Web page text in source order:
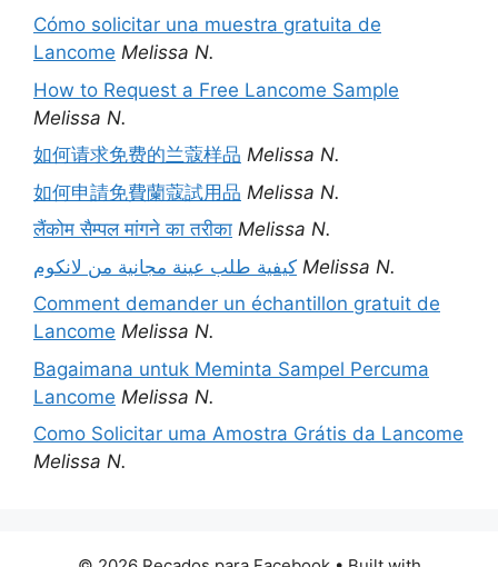
Cómo solicitar una muestra gratuita de
Lancome Melissa N.
How to Request a Free Lancome Sample
Melissa N.
如何请求免费的兰蔻样品 Melissa N.
如何申請免費蘭蔻試用品 Melissa N.
लैंकोम सैम्पल मांगने का तरीका Melissa N.
كيفية طلب عينة مجانية من لانكوم Melissa N.
Comment demander un échantillon gratuit de
Lancome Melissa N.
Bagaimana untuk Meminta Sampel Percuma
Lancome Melissa N.
Como Solicitar uma Amostra Grátis da Lancome
Melissa N.